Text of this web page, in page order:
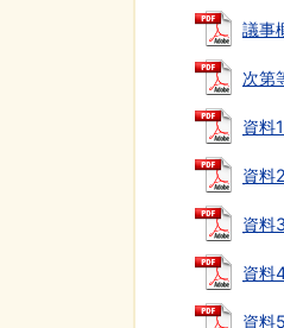
議事
次第
資料
資料
資料
資料
資料